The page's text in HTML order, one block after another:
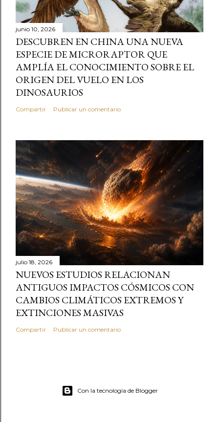
junio 10, 2026
DESCUBREN EN CHINA UNA NUEVA
ESPECIE DE MICRORAPTOR QUE
AMPLÍA EL CONOCIMIENTO SOBRE EL
ORIGEN DEL VUELO EN LOS
DINOSAURIOS
Compartir Publicar un comentario
julio 18, 2026
NUEVOS ESTUDIOS RELACIONAN
ANTIGUOS IMPACTOS CÓSMICOS CON
CAMBIOS CLIMÁTICOS EXTREMOS Y
EXTINCIONES MASIVAS
Compartir Publicar un comentario
Con la tecnología de Blogger